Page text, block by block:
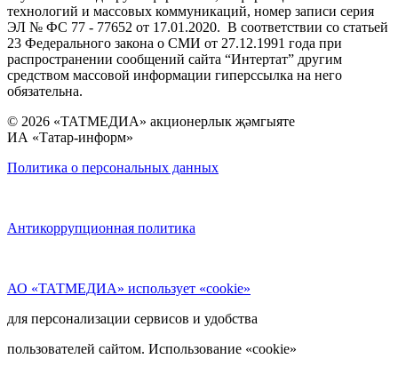
технологий и массовых коммуникаций, номер записи серия
ЭЛ № ФС 77 - 77652 от 17.01.2020. В соответствии со статьей
23 Федерального закона о СМИ от 27.12.1991 года при
распространении сообщений сайта “Интертат” другим
средством массовой информации гиперссылка на него
обязательна.
© 2026 «ТАТМЕДИА» акционерлык җәмгыяте
ИА «Татар-информ»
Политика о персональных данных
Антикоррупционная политика
АО «ТАТМЕДИА» использует «cookie»
для персонализации сервисов и удобства
пользователей сайтом. Использование «cookie»